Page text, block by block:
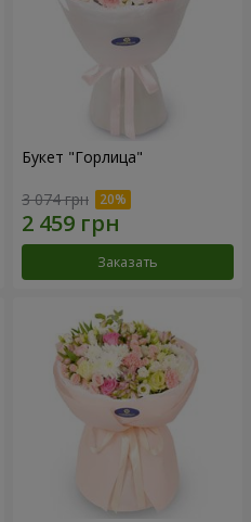
Букет "Горлица"
3 074 грн
Заказать